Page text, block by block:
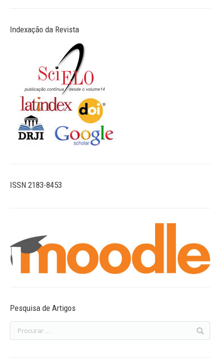
Indexação da Revista
ISSN 2183-8453
Pesquisa de Artigos